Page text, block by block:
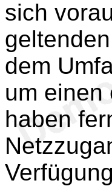
sich
dem
um einen
haben